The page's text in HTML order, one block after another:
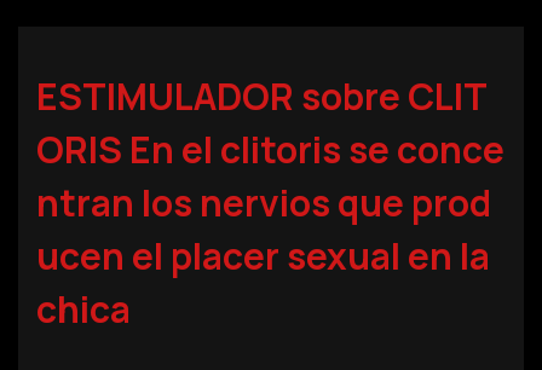
ESTIMULADOR sobre CLIT
ORIS En el clitoris se conce
ntran los nervios que prod
ucen el placer sexual en la
chica